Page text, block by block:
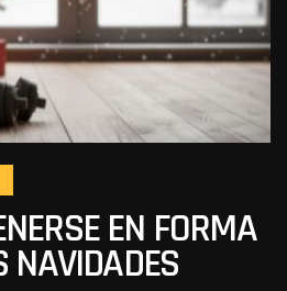
EN FORMA
NAVIDADES